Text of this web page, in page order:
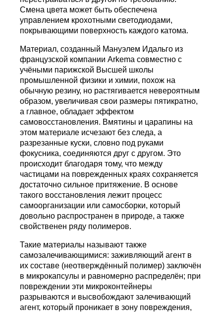
Смена цвета может быть обеспечена
управлением крохотными светодиодами,
покрывающими поверхность каждого катома.
Материал, созданный Мануэлем Идальго из
французской компании Arkema совместно с
учёными парижской Высшей школы
промышленной физики и химии, похож на
обычную резину, но растягивается невероятным
образом, увеличивая свои размеры пятикратно,
а главное, обладает эффектом
самовосстановления. Вмятины и царапины на
этом материале исчезают без следа, а
разрезанные куски, словно под руками
фокусника, соединяются друг с другом. Это
происходит благодаря тому, что между
частицами на поврежденных краях сохраняется
достаточно сильное притяжение. В основе
такого восстановления лежит процесс
самоорганизации или самосборки, который
довольно распространен в природе, а также
свойственен ряду полимеров.
Такие материалы называют также
самозалечивающимися: заживляющий агент в
их составе (неотверждённый полимер) заключён
в микрокапсулы и равномерно распределён; при
повреждении эти микроконтейнеры
разрываются и высвобождают залечивающий
агент, который проникает в зону повреждения,